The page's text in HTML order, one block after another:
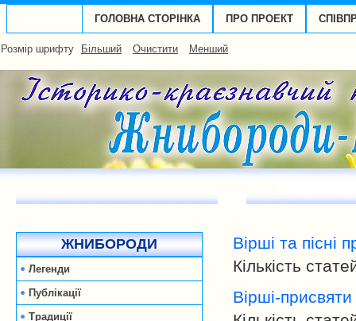
ГОЛОВНА СТОРІНКА ПРО ПРОЕКТ
Розмір шрифту Більший Очистити Менший
ЖНИБОРОДИ
Легенди
Публікації
Традиції
Вірші та пісні
Кількість
Вірші-